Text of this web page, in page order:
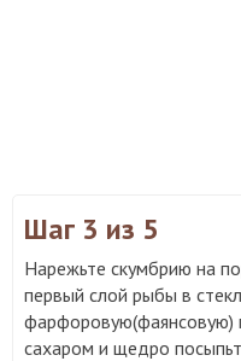
Шаг 3 из 5
Нарежьте скумбрию на
первый слой рыбы в
фарфоровую(фаянсовую)
сахаром и щедро